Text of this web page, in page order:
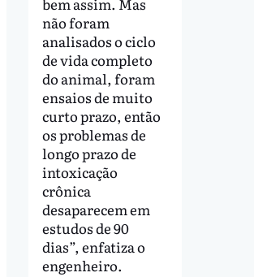
não foram
analisados o ciclo
de vida completo
do animal, foram
ensaios de muito
curto prazo, então
os problemas de
longo prazo de
intoxicação
crônica
desaparecem em
estudos de 90
dias”, enfatiza o
engenheiro.